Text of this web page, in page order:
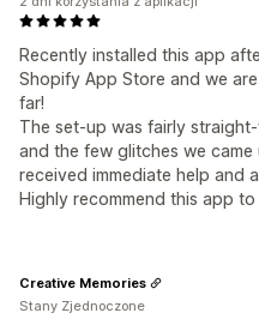
Recently installed this app
Shopify App Store and we
far!
The set-up was fairly
and the few glitches we
received immediate help and
Highly recommend this app
Creative Memories
Stany Zjednoczone